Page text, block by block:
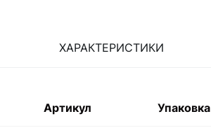
ХАРАКТЕРИСТИКИ
Артикул Упаковка